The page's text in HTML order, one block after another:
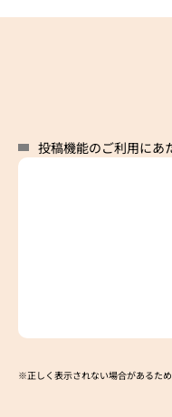
投稿機能のご利用にあ
※正しく表示されない場合があるた